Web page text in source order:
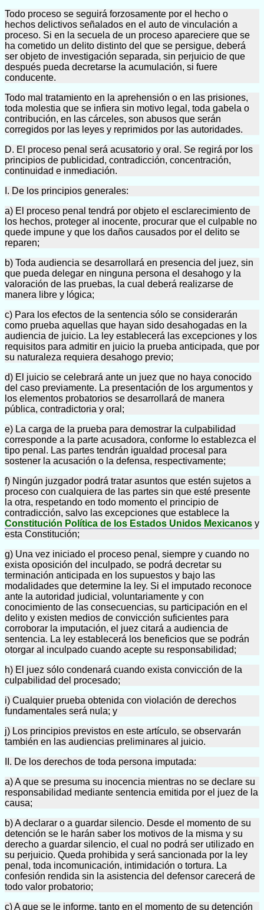
Todo proceso se seguirá forzosamente por el hecho o
hechos delictivos señalados en el auto de vinculación a
proceso. Si en la secuela de un proceso apareciere que se
ha cometido un delito distinto del que se persigue, deberá
ser objeto de investigación separada, sin perjuicio de que
después pueda decretarse la acumulación, si fuere
conducente.
Todo mal tratamiento en la aprehensión o en las prisiones,
toda molestia que se infiera sin motivo legal, toda gabela o
contribución, en las cárceles, son abusos que serán
corregidos por las leyes y reprimidos por las autoridades.
D. El proceso penal será acusatorio y oral. Se regirá por los
principios de publicidad, contradicción, concentración,
continuidad e inmediación.
I. De los principios generales:
a) El proceso penal tendrá por objeto el esclarecimiento de
los hechos, proteger al inocente, procurar que el culpable no
quede impune y que los daños causados por el delito se
reparen;
b) Toda audiencia se desarrollará en presencia del juez, sin
que pueda delegar en ninguna persona el desahogo y la
valoración de las pruebas, la cual deberá realizarse de
manera libre y lógica;
c) Para los efectos de la sentencia sólo se considerarán
como prueba aquellas que hayan sido desahogadas en la
audiencia de juicio. La ley establecerá las excepciones y los
requisitos para admitir en juicio la prueba anticipada, que por
su naturaleza requiera desahogo previo;
d) El juicio se celebrará ante un juez que no haya conocido
del caso previamente. La presentación de los argumentos y
los elementos probatorios se desarrollará de manera
pública, contradictoria y oral;
e) La carga de la prueba para demostrar la culpabilidad
corresponde a la parte acusadora, conforme lo establezca el
tipo penal. Las partes tendrán igualdad procesal para
sostener la acusación o la defensa, respectivamente;
f) Ningún juzgador podrá tratar asuntos que estén sujetos a
proceso con cualquiera de las partes sin que esté presente
la otra, respetando en todo momento el principio de
contradicción, salvo las excepciones que establece la
Constitución Política de los Estados Unidos Mexicanos y
esta Constitución;
g) Una vez iniciado el proceso penal, siempre y cuando no
exista oposición del inculpado, se podrá decretar su
terminación anticipada en los supuestos y bajo las
modalidades que determine la ley. Si el imputado reconoce
ante la autoridad judicial, voluntariamente y con
conocimiento de las consecuencias, su participación en el
delito y existen medios de convicción suficientes para
corroborar la imputación, el juez citará a audiencia de
sentencia. La ley establecerá los beneficios que se podrán
otorgar al inculpado cuando acepte su responsabilidad;
h) El juez sólo condenará cuando exista convicción de la
culpabilidad del procesado;
i) Cualquier prueba obtenida con violación de derechos
fundamentales será nula; y
j) Los principios previstos en este artículo, se observarán
también en las audiencias preliminares al juicio.
II. De los derechos de toda persona imputada:
a) A que se presuma su inocencia mientras no se declare su
responsabilidad mediante sentencia emitida por el juez de la
causa;
b) A declarar o a guardar silencio. Desde el momento de su
detención se le harán saber los motivos de la misma y su
derecho a guardar silencio, el cual no podrá ser utilizado en
su perjuicio. Queda prohibida y será sancionada por la ley
penal, toda incomunicación, intimidación o tortura. La
confesión rendida sin la asistencia del defensor carecerá de
todo valor probatorio;
c) A que se le informe, tanto en el momento de su detención